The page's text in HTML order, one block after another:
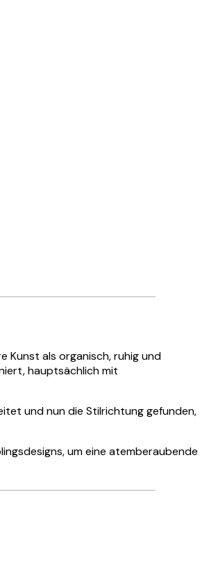
Kunst als organisch, ruhig und
hauptsächlich mit
und nun die Stilrichtung gefunden,
um eine atemberaubende